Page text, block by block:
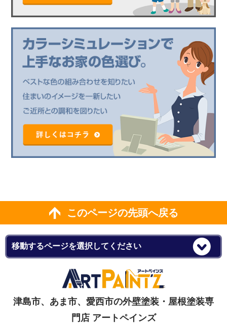
このページの先頭へ戻る
津島市、あま市、愛西市の外壁塗装・屋根塗装専
門店 アートペインズ